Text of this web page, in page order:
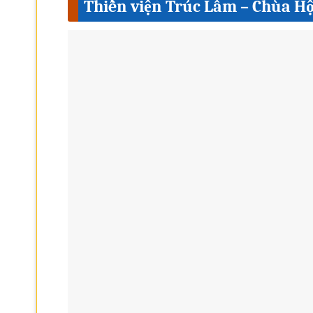
Thiền viện Trúc Lâm – Chùa